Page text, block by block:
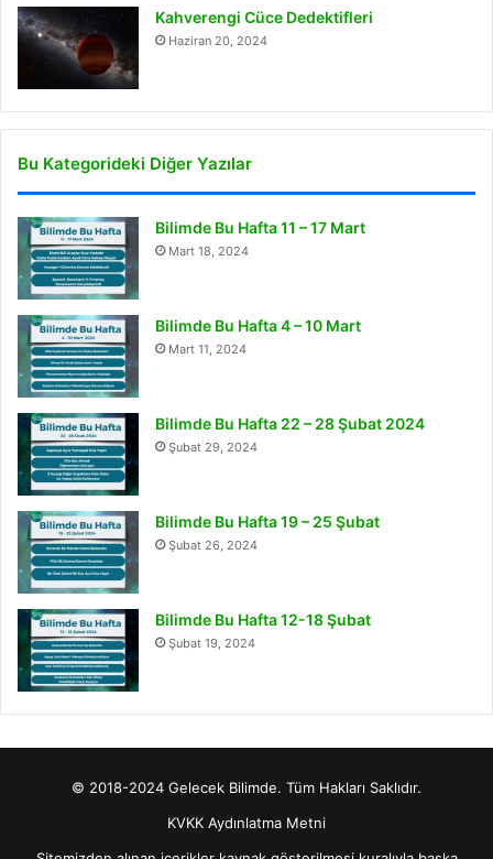
Kahverengi Cüce Dedektifleri
Haziran 20, 2024
Bu Kategorideki Diğer Yazılar
Bilimde Bu Hafta 11 – 17 Mart
Mart 18, 2024
Bilimde Bu Hafta 4 – 10 Mart
Mart 11, 2024
Bilimde Bu Hafta 22 – 28 Şubat 2024
Şubat 29, 2024
Bilimde Bu Hafta 19 – 25 Şubat
Şubat 26, 2024
Bilimde Bu Hafta 12-18 Şubat
Şubat 19, 2024
© 2018-2024 Gelecek Bilimde. Tüm Hakları Saklıdır.
KVKK Aydınlatma Metni